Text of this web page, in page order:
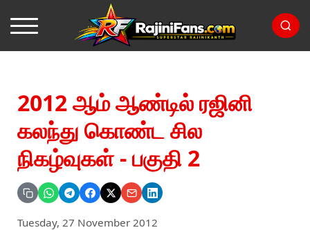
2012 ஆம் ஆண்டில் ரஜினி
கலந்து கொண்ட சில
நிகழ்வுகள் - பகுதி 2
Tuesday, 27 November 2012